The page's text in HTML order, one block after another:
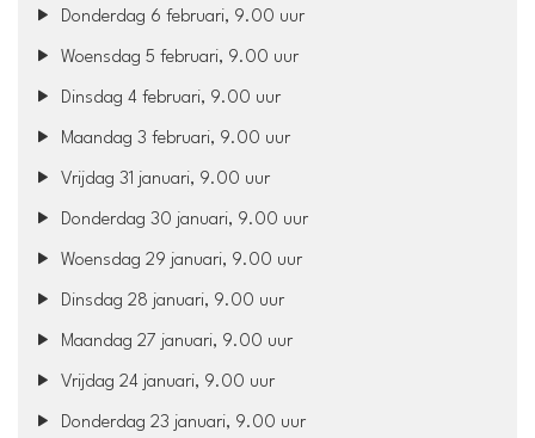
Donderdag 6 februari, 9.00 uur
Woensdag 5 februari, 9.00 uur
Dinsdag 4 februari, 9.00 uur
Maandag 3 februari, 9.00 uur
Vrijdag 31 januari, 9.00 uur
Donderdag 30 januari, 9.00 uur
Woensdag 29 januari, 9.00 uur
Dinsdag 28 januari, 9.00 uur
Maandag 27 januari, 9.00 uur
Vrijdag 24 januari, 9.00 uur
Donderdag 23 januari, 9.00 uur